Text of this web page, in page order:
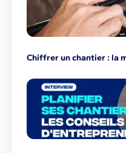
Chiffrer un chantier : la